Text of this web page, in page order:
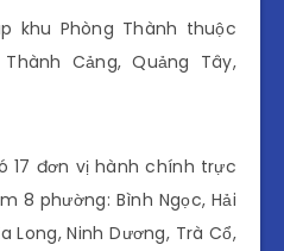
khu Phòng Thành thuộc
Cảng, Quảng Tây,
17 đơn vị hành chính trực
8 phường: Bình Ngọc, Hải
Long, Ninh Dương, Trà Cổ,